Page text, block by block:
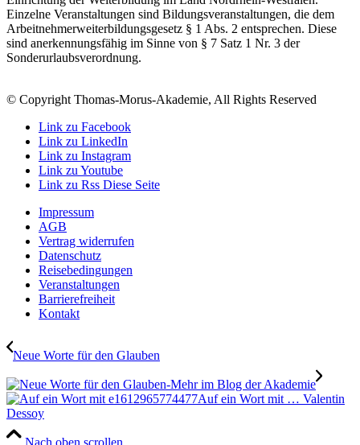
Einzelne Veranstaltungen sind Bildungsveranstaltungen, die dem
Arbeitnehmerweiterbildungsgesetz § 1 Abs. 2 entsprechen. Diese
sind anerkennungsfähig im Sinne von § 7 Satz 1 Nr. 3 der
Sonderurlaubsverordnung.
© Copyright Thomas-Morus-Akademie, All Rights Reserved
Link zu Facebook
Link zu LinkedIn
Link zu Instagram
Link zu Youtube
Link zu Rss Diese Seite
Impressum
AGB
Vertrag widerrufen
Datenschutz
Reisebedingungen
Veranstaltungen
Barrierefreiheit
Kontakt
Neue Worte für den Glauben
Auf ein Wort mit … Valentin
Dessoy
Nach oben scrollen